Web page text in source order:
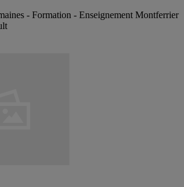
- Formation - Enseignement Montferrier